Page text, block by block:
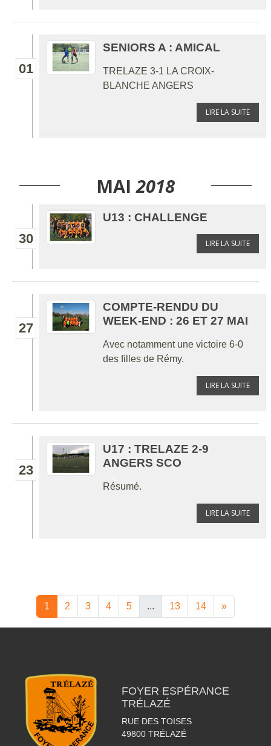
01
SENIORS A : AMICAL
TRELAZE 3-1 LA CROIX-
BLANCHE ANGERS
LIRE LA SUITE
MAI 2018
30
U13 : CHALLENGE
LIRE LA SUITE
27
COMPTE-RENDU DU
WEEK-END : 26 ET 27 MAI
Avec notamment une victoire 6-0
des filles de Rémy.
LIRE LA SUITE
23
U17 : TRELAZE 2-9
ANGERS SCO
Résumé.
LIRE LA SUITE
1 2 3 4 5 ... 13 14 »
FOYER ESPÉRANCE
TRÉLAZÉ
RUE DES TOISES
49800 TRÉLAZÉ